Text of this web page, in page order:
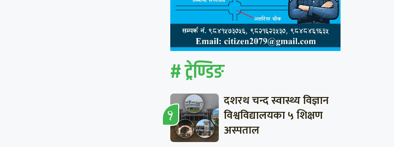
# ट्रेण्डिङ
दशरथ चन्द स्वास्थ्य विज्ञान
विश्वविद्यालयका ५ शिक्षण
अस्पताल